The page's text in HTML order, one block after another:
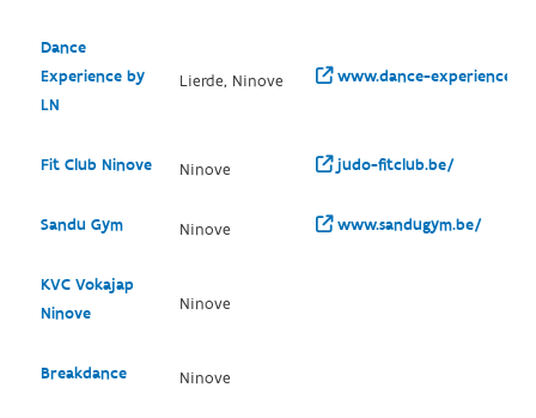
Dance
Experience by
LN
Lierde, Ninove www.dance-
Fit Club Ninove Ninove judo-fitclub.be/
Sandu Gym Ninove www.sandugym.be/
KVC Vokajap
Ninove
Ninove
Breakdance Ninove